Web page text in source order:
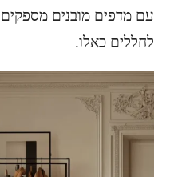
עם מדפים מובנים מספקים
לחללים כאלו.